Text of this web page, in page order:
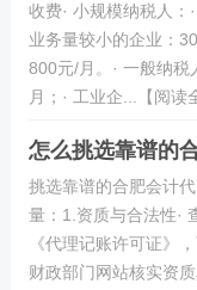
收费· 小规模纳税人：
业务量较小的企业：
800元/月。· 一般纳
月；· 工业企...【阅读
怎么挑选靠谱的
挑选靠谱的合肥会计
量：1.资质与合法性·
《代理记账许可证》
财政部门网站核实资